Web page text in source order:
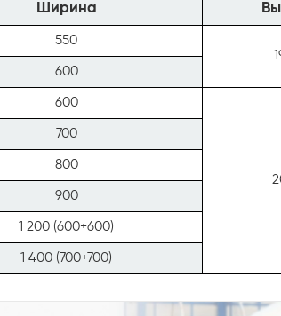
Ширина
550
600
600
700
800
900
1 200 (600+600)
1 400 (700+700)
Телефон